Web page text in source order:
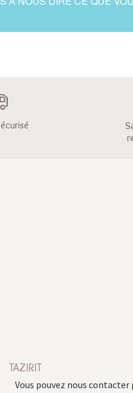
TAZIRIT
Vous pouvez nous contacter